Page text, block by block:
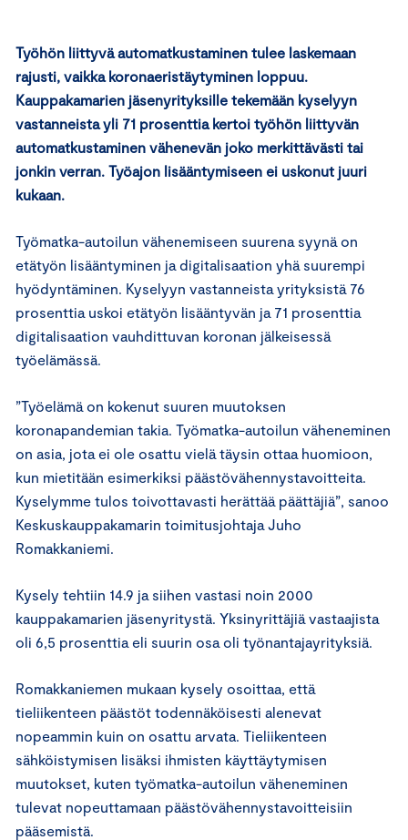
Työhön liittyvä automatkustaminen tulee laskemaan
rajusti, vaikka koronaeristäytyminen loppuu.
Kauppakamarien jäsenyrityksille tekemään kyselyyn
vastanneista yli 71 prosenttia kertoi työhön liittyvän
automatkustaminen vähenevän joko merkittävästi tai
jonkin verran. Työajon lisääntymiseen ei uskonut juuri
kukaan.
Työmatka-autoilun vähenemiseen suurena syynä on
etätyön lisääntyminen ja digitalisaation yhä suurempi
hyödyntäminen. Kyselyyn vastanneista yrityksistä 76
prosenttia uskoi etätyön lisääntyvän ja 71 prosenttia
digitalisaation vauhdittuvan koronan jälkeisessä
työelämässä.
”Työelämä on kokenut suuren muutoksen
koronapandemian takia. Työmatka-autoilun väheneminen
on asia, jota ei ole osattu vielä täysin ottaa huomioon,
kun mietitään esimerkiksi päästövähennystavoitteita.
Kyselymme tulos toivottavasti herättää päättäjiä”, sanoo
Keskuskauppakamarin toimitusjohtaja Juho
Romakkaniemi.
Kysely tehtiin 14.9 ja siihen vastasi noin 2000
kauppakamarien jäsenyritystä. Yksinyrittäjiä vastaajista
oli 6,5 prosenttia eli suurin osa oli työnantajayrityksiä.
Romakkaniemen mukaan kysely osoittaa, että
tieliikenteen päästöt todennäköisesti alenevat
nopeammin kuin on osattu arvata. Tieliikenteen
sähköistymisen lisäksi ihmisten käyttäytymisen
muutokset, kuten työmatka-autoilun väheneminen
tulevat nopeuttamaan päästövähennystavoitteisiin
pääsemistä.